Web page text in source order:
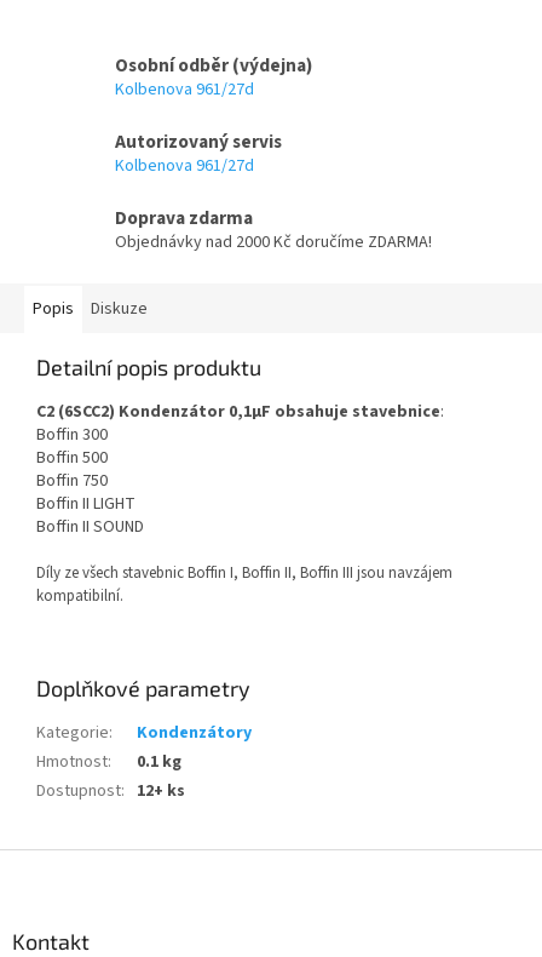
Osobní odběr (výdejna)
Kolbenova 961/27d
Autorizovaný servis
Kolbenova 961/27d
Doprava zdarma
Objednávky nad 2000 Kč doručíme ZDARMA!
Popis Diskuze
Detailní popis produktu
C2 (6SCC2) Kondenzátor 0,1µF obsahuje stavebnice:
Boffin 300
Boffin 500
Boffin 750
Boffin II LIGHT
Boffin II SOUND
Díly ze všech stavebnic Boffin I, Boffin II, Boffin III jsou navzájem
kompatibilní.
Doplňkové parametry
Kategorie:
Kondenzátory
Hmotnost:
0.1 kg
Dostupnost: 12+ ks
Kontakt